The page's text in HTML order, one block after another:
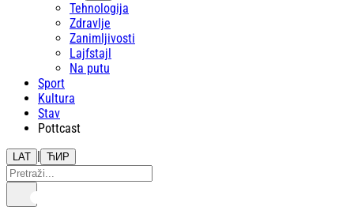
Tehnologija
Zdravlje
Zanimljivosti
Lajfstajl
Na putu
Sport
Kultura
Stav
Pottcast
LAT | ЋИР